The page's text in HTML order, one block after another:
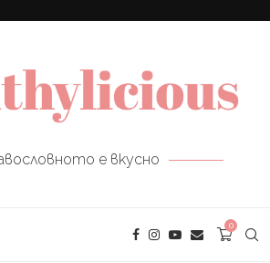
е вкусно
0